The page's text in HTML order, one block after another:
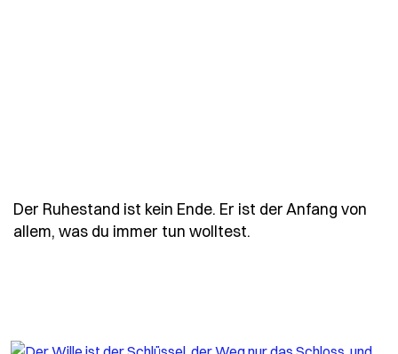
Der Ruhestand ist kein Ende. Er ist der Anfang von
allem, was du immer tun wolltest.